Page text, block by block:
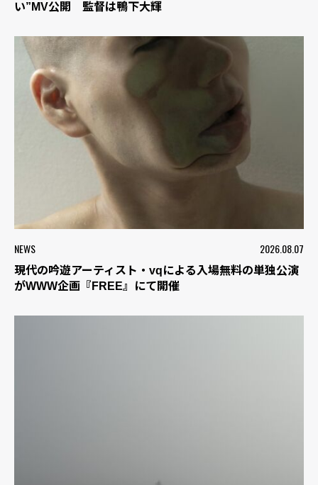
い”MV公開 監督は鴨下大輝
NEWS 2026.08.07
現代の吟遊アーティスト・vqによる入場無料の単独公演
がWWW企画『FREE』にて開催